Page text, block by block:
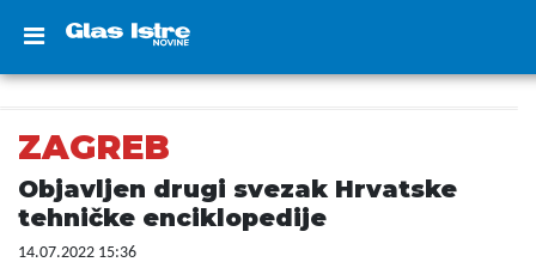
ZAGREB
Objavljen drugi svezak Hrvatske
tehničke enciklopedije
14.07.2022 15:36